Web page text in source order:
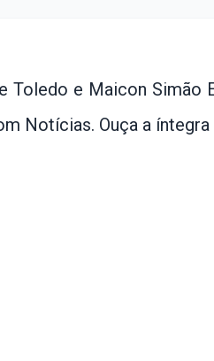
Toledo e Maicon Simão
Notícias. Ouça a